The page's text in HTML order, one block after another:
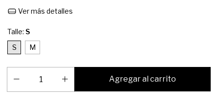
Ver más detalles
Talle: S
S
M